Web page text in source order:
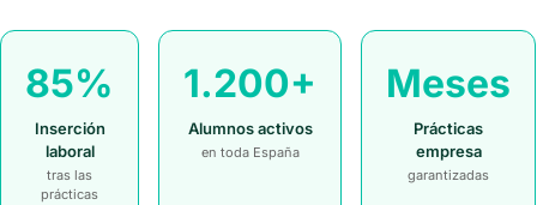
85%
Inserción
laboral
tras las
prácticas
1.200+
Alumnos activos
en toda España
Meses
Prácticas
empresa
garantizadas